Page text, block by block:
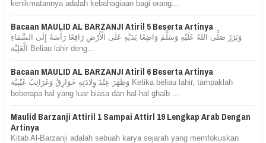
kenikmatannya adalah kebahagiaan bagi orang...
Bacaan MAULID AL BARZANJI Atiril 5 Beserta Artinya
وَبَرَزَ صَلَّى اللهُ عَلَيْهِ وَسَلَّمَ وَاضِعًا يَدَيْهِ عَلَى الْأَرْضِ رَافِعًا رَأْسَهُ إِلَى السَّمَاءِ
الْعَلِيَّة Beliau lahir deng...
Bacaan MAULID AL BARZANJI Atiril 6 Beserta Artinya
وَظَهَرَ عِنْدَ وِلَادَتِهِ خَوَارِقُ وَغَرَائِبُ غَيْبِيَّة Ketika beliau lahir, tampaklah
beberapa hal yang luar biasa dan hal-hal ghaib ...
Maulid Barzanji Attiril 1 Sampai Attirl 19 Lengkap Arab Dengan
Artinya
Kitab Al-Barzanji adalah sebuah karya sejarah yang memfokuskan